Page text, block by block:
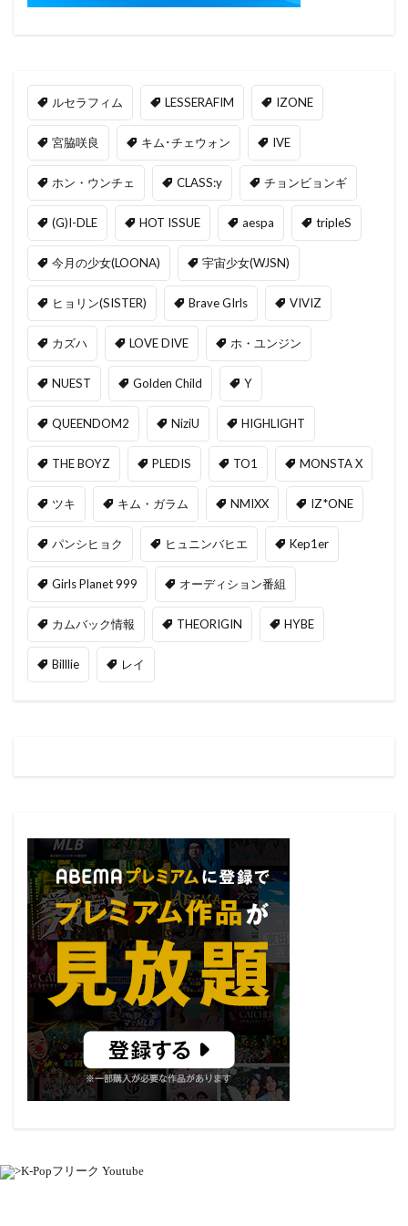
ルセラフィム LESSERAFIM IZONE
宮脇咲良 キム･チェウォン IVE
ホン・ウンチェ CLASS:y チョンビョンギ
(G)I-DLE HOT ISSUE aespa tripleS
今月の少女(LOONA) 宇宙少女(WJSN)
ヒョリン(SISTER) Brave GIrls VIVIZ
カズハ LOVE DIVE ホ・ユンジン
NUEST Golden Child Y
QUEENDOM2 NiziU HIGHLIGHT
THE BOYZ PLEDIS TO1 MONSTA X
ツキ キム・ガラム NMIXX IZ*ONE
パンシヒョク ヒュニンバヒエ Kep1er
Girls Planet 999 オーディション番組
カムバック情報 THEORIGIN HYBE
Billlie レイ